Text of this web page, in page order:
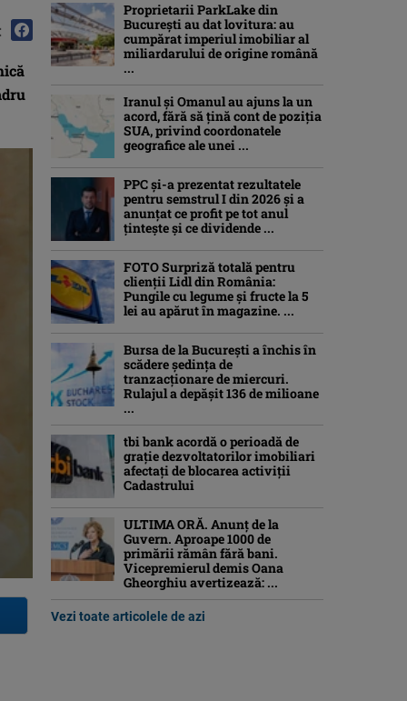
Proprietarii ParkLake din
București au dat lovitura: au
cumpărat imperiul imobiliar al
miliardarului de origine română
...
Iranul și Omanul au ajuns la un
acord, fără să țină cont de poziția
SUA, privind coordonatele
geografice ale unei ...
PPC și-a prezentat rezultatele
pentru semstrul I din 2026 și a
anunțat ce profit pe tot anul
țintește și ce dividende ...
FOTO Surpriză totală pentru
clienții Lidl din România:
Pungile cu legume și fructe la 5
lei au apărut în magazine. ...
Bursa de la București a închis în
scădere ședința de
tranzacționare de miercuri.
Rulajul a depășit 136 de milioane
...
tbi bank acordă o perioadă de
grație dezvoltatorilor imobiliari
afectați de blocarea activiții
Cadastrului
ULTIMA ORĂ. Anunț de la
Guvern. Aproape 1000 de
primării rămân fără bani.
Vicepremierul demis Oana
Gheorghiu avertizează: ...
Vezi toate articolele de azi